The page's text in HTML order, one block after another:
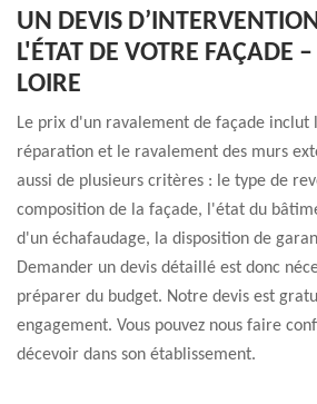
UN DEVIS
L'ÉTAT DE VOTRE FAÇADE
LOIRE
Le prix d'un ravalement de façade inclut
réparation et le ravalement des murs
aussi de plusieurs critères : le type de
composition de la façade, l'état du
d'un échafaudage, la disposition de
Demander un devis détaillé est donc
préparer du budget. Notre devis est
engagement. Vous pouvez nous faire
décevoir dans son établissement.